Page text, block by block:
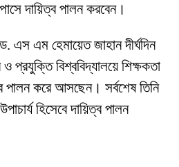
দায়িত্ব পালন করবেন।
এম হেমায়েত জাহান দীর্ঘদিন
ও প্রযুক্তি বিশ্ববিদ্যালয়ে শিক্ষকতা
পালন করে আসছেন। সর্বশেষ তিনি
হিসেবে দায়িত্ব পালন